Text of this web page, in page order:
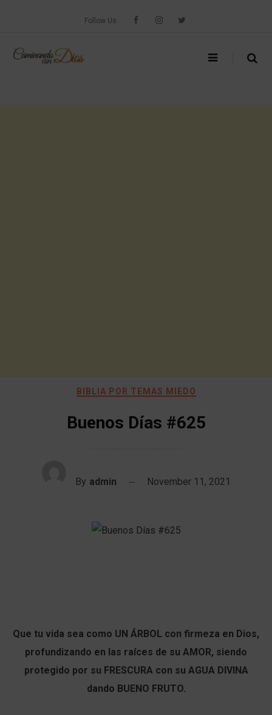
Follow Us
BIBLIA POR TEMAS MIEDO
Buenos Días #625
By admin November 11, 2021
Que tu vida sea como UN ÁRBOL con firmeza en Dios,
profundizando en las raíces de su AMOR, siendo
protegido por su FRESCURA con su AGUA DIVINA
dando BUENO FRUTO.